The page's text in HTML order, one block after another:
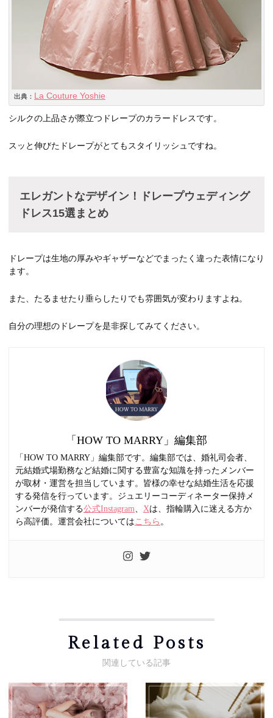
出典： La Couture Yoshie
シルクの上品さが際立つドレープのカラードレスです。
スッと伸びたドレープがとてもスタイリッシュですね。
エレガントなデザイン！ドレープウェディング
ドレス15選まとめ
ドレープは生地の厚みやギャザーなどでまったく違った表情になり
ます。
また、たるませたり垂らしたりでも雰囲気が変わりますよね。
自分の理想のドレープを是非探してみてください。
「HOW TO MARRY」編集部
「HOW TO MARRY」編集部です。編集部では、婚礼司会者、
元結婚式場勤務など結婚に関する豊富な知識を持ったメンバー
が取材・運営を担当しています。皆様の幸せな結婚生活を応援
する発信を行っています。ジュエリーコーディネーター保持メ
ンバーが発信する公式Instagram Xは、指輪購入に迷える方か
ら高評価。運営会社については こちら 。
Related Posts